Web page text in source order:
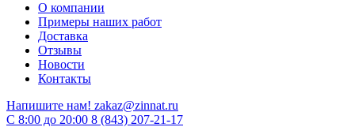
О компании
Примеры наших работ
Доставка
Отзывы
Новости
Контакты
Напишите нам! zakaz@zinnat.ru
C 8:00 до 20:00 8 (843) 207-21-17